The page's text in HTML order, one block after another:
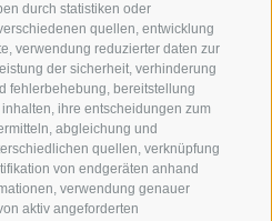
durch statistiken oder
quellen, entwicklung
verwendung reduzierter daten zur
der sicherheit, verhinderung
fehlerbehebung, bereitstellung
ihre entscheidungen zum
abgleichung und
quellen, verknüpfung
von endgeräten anhand
verwendung genauer
aktiv angeforderten